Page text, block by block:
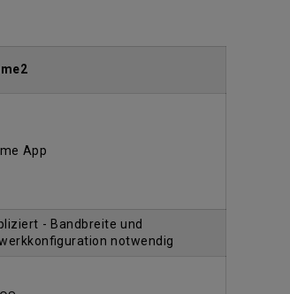
App
- Bandbreite und
notwendig